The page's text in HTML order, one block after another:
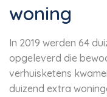
woning
In 2019 werden 64
opgeleverd die
verhuisketens
duizend extra